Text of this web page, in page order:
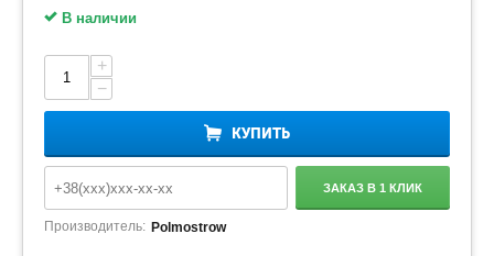
В наличии
+
−
КУПИТЬ
ЗАКАЗ В 1 КЛИК
Производитель: Polmostrow